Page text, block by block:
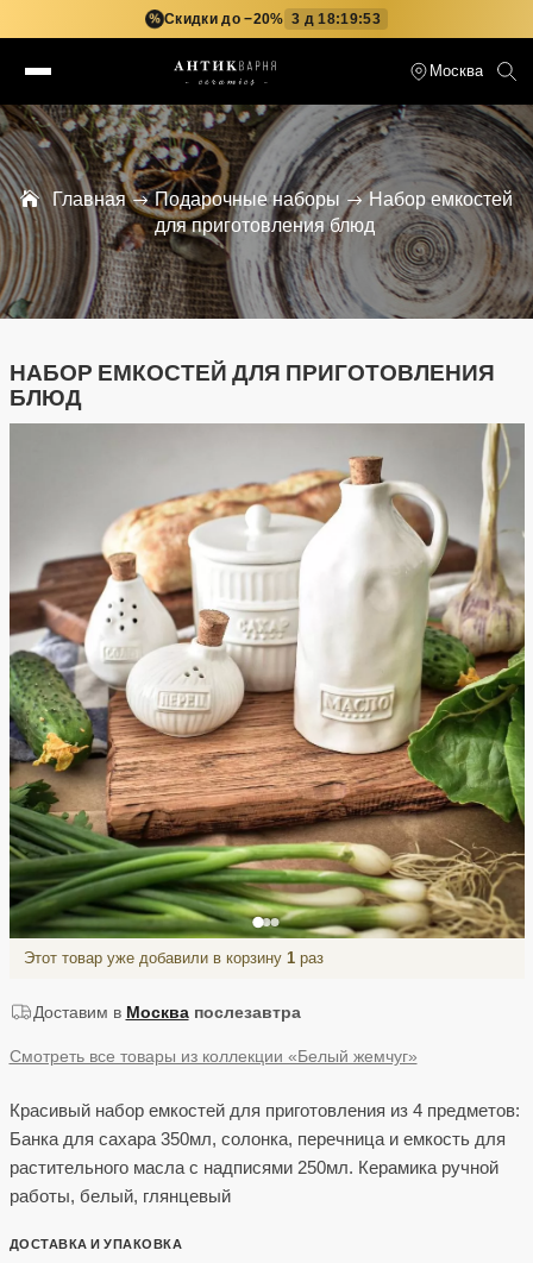
% Скидки до −20% 3 д 18:19:53
Москва
Главная Подарочные наборы
Набор емкостей
для приготовления блюд
НАБОР ЕМКОСТЕЙ ДЛЯ ПРИГОТОВЛЕНИЯ
БЛЮД
Этот товар уже добавили в корзину 1раз
Доставим в Москва послезавтра
Смотреть все товары из коллекции «Белый жемчуг»
Красивый набор емкостей для приготовления из 4 предметов:
Банка для сахара 350мл, солонка, перечница и емкость для
растительного масла с надписями 250мл. Керамика ручной
работы, белый, глянцевый
ДОСТАВКА И УПАКОВКА